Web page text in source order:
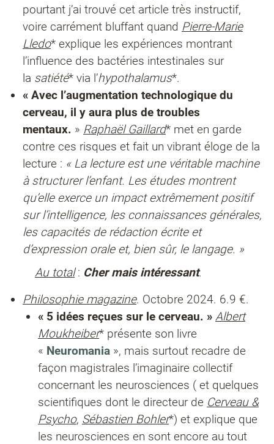
pourtant j’ai trouvé cet article très instructif,
voire carrément bluffant quand Pierre-Marie
Lledo* explique les expériences montrant
l’influence des bactéries intestinales sur
la satiété* via l’hypothalamus*.
« Avec l’augmentation technologique du
cerveau, il y aura plus de troubles
mentaux. » Raphaël Gaillard* met en garde
contre ces risques et fait un vibrant éloge de la
lecture : « La lecture est une véritable machine
à structurer l’enfant. Les études montrent
qu’elle exerce un impact extrêmement positif
sur l’intelligence, les connaissances générales,
les capacités de rédaction écrite et
d’expression orale et, bien sûr, le langage. »
Au total: Cher mais intéressant.
Philosophie magazine. Octobre 2024. 6.9 €.
« 5 idées reçues sur le cerveau. » Albert
Moukheiber* présente son livre
« Neuromania », mais surtout recadre de
façon magistrales l’imaginaire collectif
concernant les neurosciences ( et quelques
scientifiques dont le directeur de Cerveau &
Psycho, Sébastien Bohler*) et explique que
les neurosciences en sont encore au tout